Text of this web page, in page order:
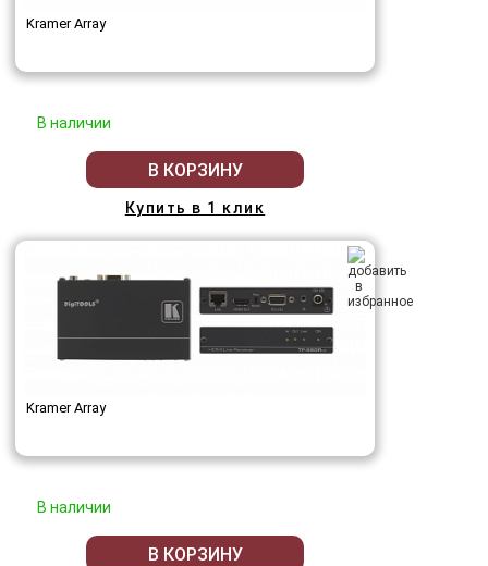
Kramer Array
В наличии
В КОРЗИНУ
Купить в 1 клик
Kramer Array
В наличии
В КОРЗИНУ